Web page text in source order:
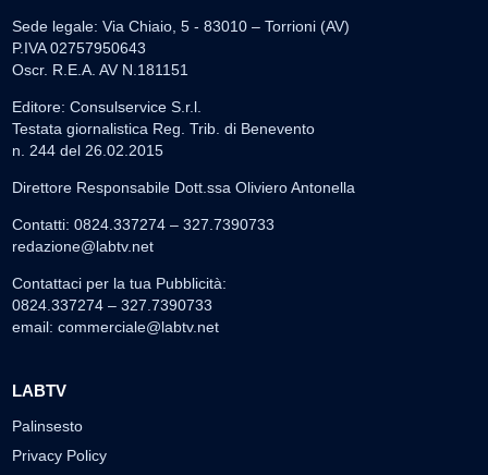
Sede legale: Via Chiaio, 5 - 83010 – Torrioni (AV)
P.IVA 02757950643
Oscr. R.E.A. AV N.181151
Editore: Consulservice S.r.l.
Testata giornalistica Reg. Trib. di Benevento
n. 244 del 26.02.2015
Direttore Responsabile Dott.ssa Oliviero Antonella
Contatti: 0824.337274 – 327.7390733
redazione@labtv.net
Contattaci per la tua Pubblicità:
0824.337274 – 327.7390733
email: commerciale@labtv.net
LABTV
Palinsesto
Privacy Policy